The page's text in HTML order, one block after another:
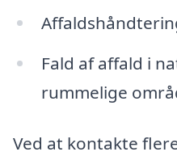
Fald af affald i
rummelige
Ved at kontakte